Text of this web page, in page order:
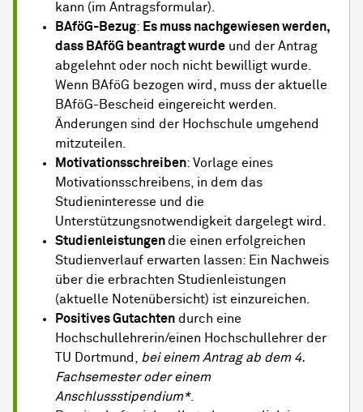
kann (im Antragsformular).
BAföG-Bezug: Es muss nachgewiesen werden,
dass BAföG beantragt wurde und der Antrag
abgelehnt oder noch nicht bewilligt wurde.
Wenn BAföG bezogen wird, muss der aktuelle
BAföG-Bescheid eingereicht werden.
Änderungen sind der Hochschule umgehend
mitzuteilen.
Motivationsschreiben: Vorlage eines
Motivationsschreibens, in dem das
Studieninteresse und die
Unterstützungsnotwendigkeit dargelegt wird.
Studienleistungen die einen erfolgreichen
Studienverlauf erwarten lassen: Ein Nachweis
über die erbrachten Studienleistungen
(aktuelle Notenübersicht) ist einzureichen.
Positives Gutachten durch eine
Hochschullehrerin/einen Hochschullehrer der
TU Dortmund, bei einem Antrag ab dem 4.
Fachsemester oder einem
Anschlussstipendium*.